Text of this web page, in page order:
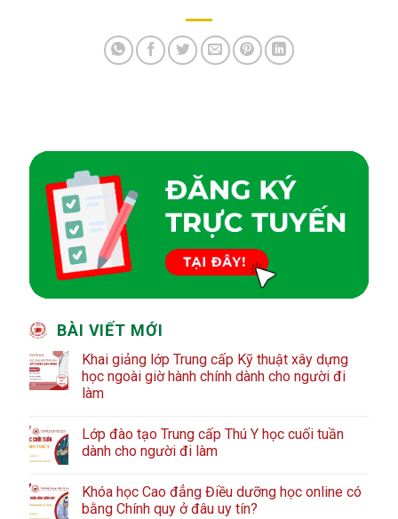
BÀI VIẾT MỚI
Khai giảng lớp Trung cấp Kỹ thuật xây dựng
học ngoài giờ hành chính dành cho người đi
làm
Lớp đào tạo Trung cấp Thú Y học cuối tuần
dành cho người đi làm
Khóa học Cao đẳng Điều dưỡng học online có
bằng Chính quy ở đâu uy tín?